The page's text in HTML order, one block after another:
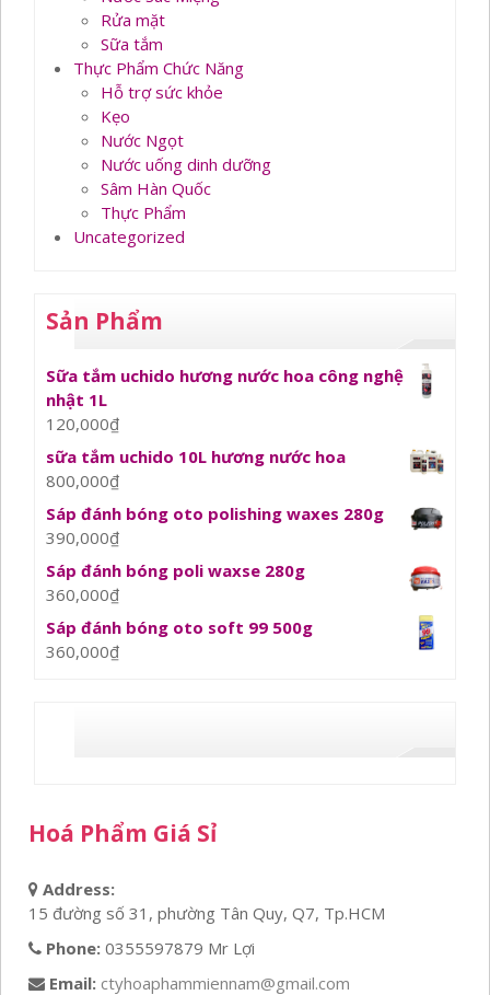
Rửa mặt
Sữa tắm
Thực Phẩm Chức Năng
Hỗ trợ sức khỏe
Kẹo
Nước Ngọt
Nước uống dinh dưỡng
Sâm Hàn Quốc
Thực Phẩm
Uncategorized
Sản Phẩm
Sữa tắm uchido hương nước hoa công nghệ
nhật 1L
120,000₫
sữa tắm uchido 10L hương nước hoa
800,000₫
Sáp đánh bóng oto polishing waxes 280g
390,000₫
Sáp đánh bóng poli waxse 280g
360,000₫
Sáp đánh bóng oto soft 99 500g
360,000₫
Hoá Phẩm Giá Sỉ
Address:
15 đường số 31, phường Tân Quy, Q7, Tp.HCM
Phone: 0355597879 Mr Lợi
Email: ctyhoaphammiennam@gmail.com